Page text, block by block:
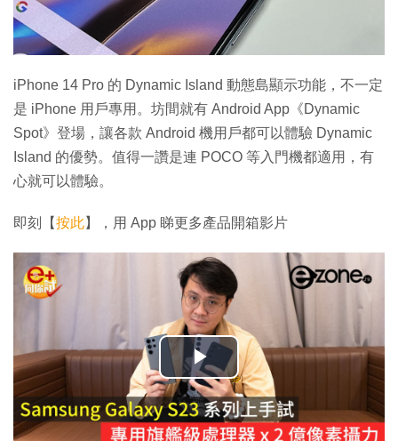
iPhone 14 Pro 的 Dynamic Island 動態島顯示功能，不一定
是 iPhone 用戶專用。坊間就有 Android App《Dynamic
Spot》登場，讓各款 Android 機用戶都可以體驗 Dynamic
Island 的優勢。值得一讚是連 POCO 等入門機都適用，有
心就可以體驗。
即刻【按此】，用 App 睇更多產品開箱影片
播
放